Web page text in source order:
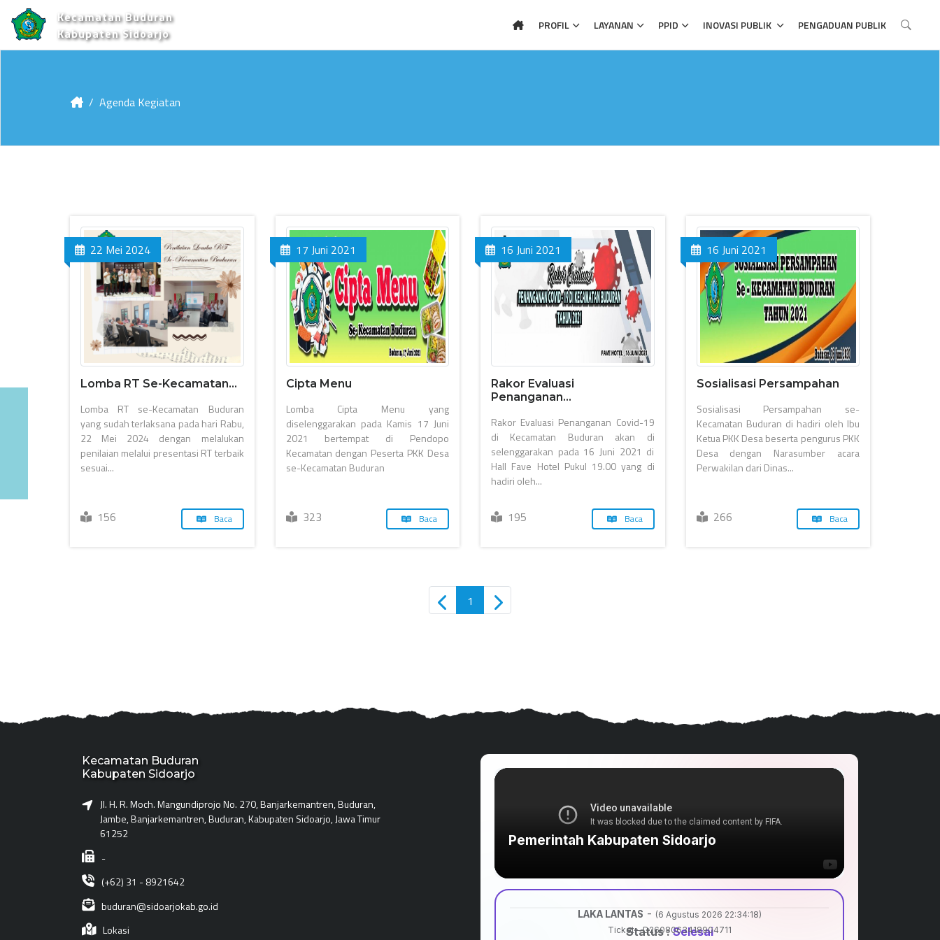
Kecamatan Buduran
Kabupaten Sidoarjo
PROFIL LAYANAN PPID INOVASI PUBLIK PENGADUAN PUBLIK
Agenda Kegiatan
22 Mei 2024
Lomba RT Se-Kecamatan...
Lomba RT se-Kecamatan Buduran
yang sudah terlaksana pada hari Rabu,
22 Mei 2024 dengan melalukan
penilaian melalui presentasi RT terbaik
sesuai...
156 Baca
17 Juni 2021
Cipta Menu
Lomba Cipta Menu yang
diselenggarakan pada Kamis 17 Juni
2021 bertempat di Pendopo
Kecamatan dengan Peserta PKK Desa
se-Kecamatan Buduran
323 Baca
16 Juni 2021
Rakor Evaluasi
Penanganan...
Rakor Evaluasi Penanganan Covid-19
di Kecamatan Buduran akan di
selenggarakan pada 16 Juni 2021 di
Hall Fave Hotel Pukul 19.00 yang di
hadiri oleh...
195 Baca
16 Juni 2021
Sosialisasi Persampahan
Sosialisasi Persampahan se-
Kecamatan Buduran di hadiri oleh Ibu
Ketua PKK Desa beserta pengurus PKK
Desa dengan Narasumber acara
Perwakilan dari Dinas...
266 Baca
1
Kecamatan Buduran
Kabupaten Sidoarjo
Jl. H. R. Moch. Mangundiprojo No. 270, Banjarkemantren, Buduran,
Jambe, Banjarkemantren, Buduran, Kabupaten Sidoarjo, Jawa Timur
61252
-
(+62) 31 - 8921642
buduran@sidoarjokab.go.id
Lokasi